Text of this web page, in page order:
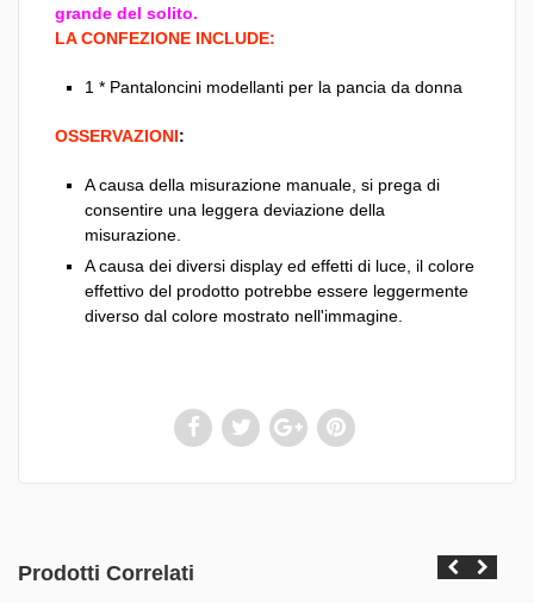
grande del solito.
LA CONFEZIONE INCLUDE:
1 * Pantaloncini modellanti per la pancia da donna
OSSERVAZIONI:
A causa della misurazione manuale, si prega di
consentire una leggera deviazione della
misurazione.
A causa dei diversi display ed effetti di luce, il colore
effettivo del prodotto potrebbe essere leggermente
diverso dal colore mostrato nell'immagine.
Prodotti Correlati